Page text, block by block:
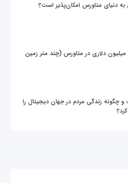
به دنیای متاورس امکان‌پذیر است؟
خرید زمین 4.3 میلیون دلاری در متاورس (چند متر زمین
چگونه زندگی مردم در جهان دیجیتال را